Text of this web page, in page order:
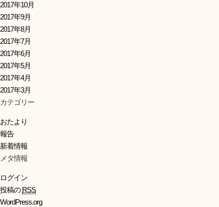
2017年10月
2017年9月
2017年8月
2017年7月
2017年6月
2017年5月
2017年4月
2017年3月
カテゴリー
おたより
報告
新着情報
メタ情報
ログイン
投稿のRSS
WordPress.org